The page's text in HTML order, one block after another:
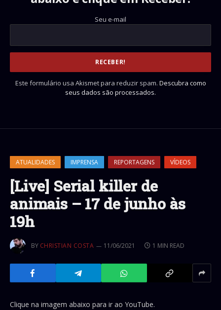
Seu e-mail
Este formulário usa Akismet para reduzir spam. Descubra como
seus dados são processados.
ATUALIDADES IMPRENSA REPORTAGENS VÍDEOS
[Live] Serial killer de
animais – 17 de junho às
19h
BY CHRISTIAN COSTA 11/06/2021 1 MIN READ
Clique na imagem abaixo para ir ao YouTube.